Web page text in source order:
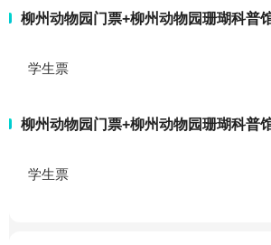
柳州动物园门票+柳州动物园珊瑚科普
学生票
柳州动物园门票+柳州动物园珊瑚科普
学生票